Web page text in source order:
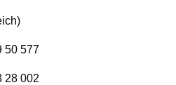
50 577
28 002